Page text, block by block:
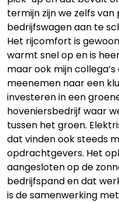
termijn zijn we zelfs
bedrijfswagen aan te
Het rijcomfort is
warmt snel op en is
maar ook mijn
meenemen naar een
investeren in een
hoveniersbedrijf waar
tussen het groen.
dat vinden ook steeds
opdrachtgevers. Het
aangesloten op de
bedrijfspand en dat
is de samenwerking